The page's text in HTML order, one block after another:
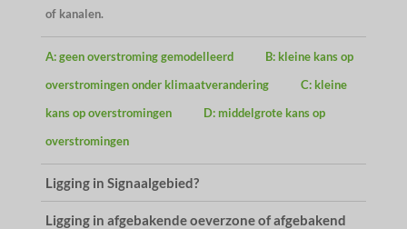
of kanalen.
A: geen overstroming gemodelleerd
B: kleine kans op
overstromingen onder klimaatverandering
C: kleine
kans op overstromingen
D: middelgrote kans op
overstromingen
Ligging in Signaalgebied?
Ligging in afgebakende oeverzone of afgebakend